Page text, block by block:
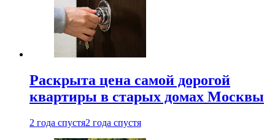
Раскрыта цена самой дорогой
квартиры в старых домах Москвы
2 года спустя2 года спустя